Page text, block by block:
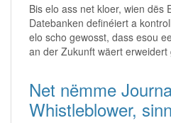
Bis elo ass net kloer, wien dës
Datebanken definéiert a
elo scho gewosst, dass esou
an der Zukunft wäert erweidert
Net nëmme
Whistleblower,